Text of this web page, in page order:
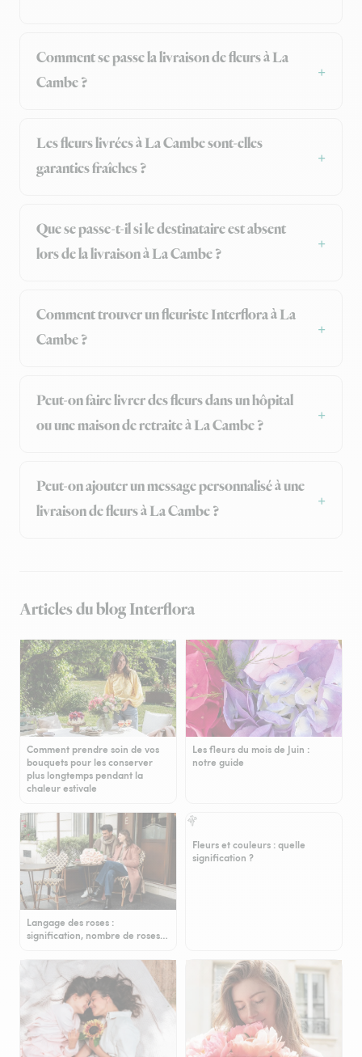
Comment se passe la livraison de fleurs à La
Cambe ?
Les fleurs livrées à La Cambe sont-elles
garanties fraîches ?
Que se passe-t-il si le destinataire est absent
lors de la livraison à La Cambe ?
Comment trouver un fleuriste Interflora à La
Cambe ?
Peut-on faire livrer des fleurs dans un hôpital
ou une maison de retraite à La Cambe ?
Peut-on ajouter un message personnalisé à une
livraison de fleurs à La Cambe ?
Articles du blog Interflora
Comment prendre soin de vos
bouquets pour les conserver
plus longtemps pendant la
chaleur estivale
Les fleurs du mois de Juin :
notre guide
Langage des roses :
signification, nombre de roses…
Fleurs et couleurs : quelle
signification ?